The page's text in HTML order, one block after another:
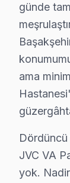
günde
ama
JVC VA
yok.